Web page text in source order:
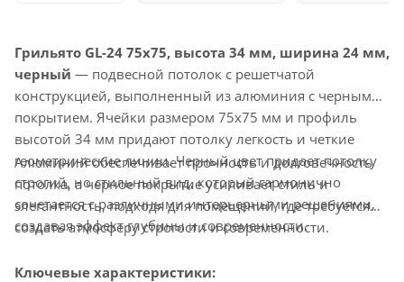
Грильято GL-24 75x75, высота 34 мм, ширина 24 мм,
черный — подвесной потолок с решетчатой
конструкцией, выполненный из алюминия с черным
покрытием. Ячейки размером 75x75 мм и профиль
высотой 34 мм придают потолку легкость и четкие
геометрические линии. Черный цвет придает потолку
строгий, но стильный вид, который гармонично
сочетается с различными интерьерными решениями,
создавая эффект глубины и современности.
Алюминий обеспечивает прочность и долговечность
потолка, а черное покрытие усиливает стиль и
элегантность, подходя для помещений, где требуется
создать атмосферу строгости и современности.
Ключевые характеристики: